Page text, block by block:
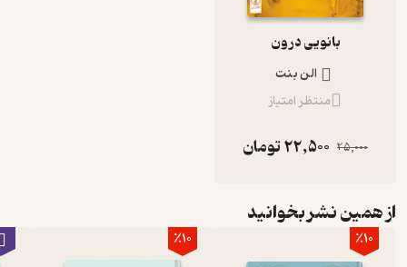
بانویی در ون
الن بنت
منتظر امتیاز
25,000
22,500تومان
از همین نشر بخوانید
٪10 ٪10